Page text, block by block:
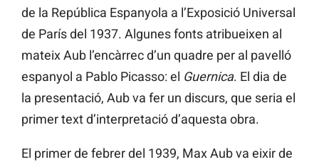
de la República Espanyola a l’Exposició Universal
de París del 1937. Algunes fonts atribueixen al
mateix Aub l’encàrrec d’un quadre per al pavelló
espanyol a Pablo Picasso: el Guernica. El dia de
la presentació, Aub va fer un discurs, que seria el
primer text d’interpretació d’aquesta obra.
El primer de febrer del 1939, Max Aub va eixir de